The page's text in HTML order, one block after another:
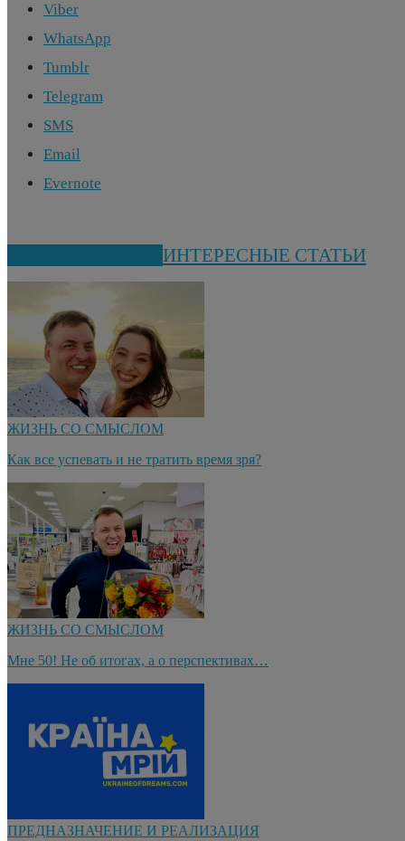
Viber
WhatsApp
Tumblr
Telegram
SMS
Email
Evernote
ИНТЕРЕСНЫЕ СТАТЬИ
ЖИЗНЬ СО СМЫСЛОМ
Как все успевать и не тратить время зря?
ЖИЗНЬ СО СМЫСЛОМ
Мне 50! Не об итогах, а о перспективах…
ПРЕДНАЗНАЧЕНИЕ И РЕАЛИЗАЦИЯ